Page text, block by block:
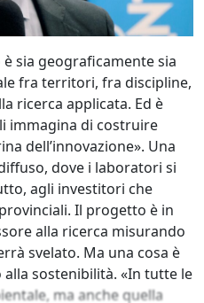
sia geograficamente sia
fra territori, fra discipline,
ricerca applicata. Ed è
immagina di costruire
dell’innovazione». Una
dove i laboratori si
agli investitori che
Il progetto è in
alla ricerca misurando
svelato. Ma una cosa è
sostenibilità. «In tutte le
ma anche quella